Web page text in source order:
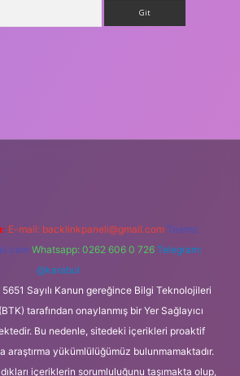
E-mail: backlinkpaneli@gmail.com Teams:
Whatsapp: 0262 606 0 726 Telegram:
@karabul
Sayılı Kanun gereğince Bilgi Teknolojileri
tarafından onaylanmış bir Yer Sağlayıcı
Bu nedenle, sitedeki içerikleri proaktif
araştırma yükümlülüğümüz bulunmamaktadır.
içeriklerin sorumluluğunu taşımakta olup,